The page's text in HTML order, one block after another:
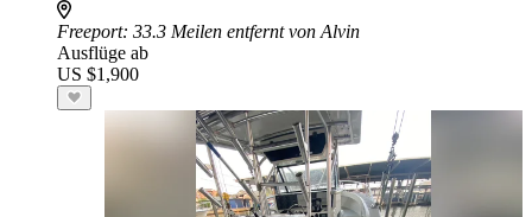
Freeport: 33.3 Meilen entfernt von Alvin
Ausflüge ab
US $1,900